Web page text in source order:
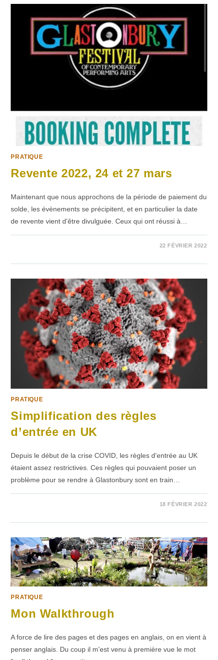
PRATIQUE
Revente 2022, 24 et 27 mars
Maintenant que nous approchons de la période de paiement du
solde, les évènements se précipitent, et en particulier la date
de revente vient d'être divulguée. Ceux qui ont réussi à…
22 FÉVRIER 2022
PRATIQUE
Simplification des règles
d’entrée en UK
Depuis le début de la crise COVID, les règles d'entrée au UK
étaient assez restrictives. Ces règles qui pouvaient poser un
problème pour se rendre à Glastonbury sont en train…
18 FÉVRIER 2022
PRATIQUE
Mon Walkthrough
A force de lire des pages et des pages en anglais, on en vient à
penser anglais. Du coup il m'est venu à première vue le mot